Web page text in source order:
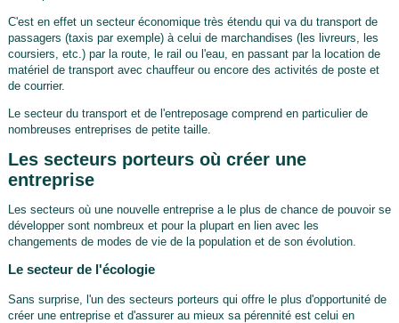
C'est en effet un secteur économique très étendu qui va du transport de
passagers (taxis par exemple) à celui de marchandises (les livreurs, les
coursiers, etc.) par la route, le rail ou l'eau, en passant par la location de
matériel de transport avec chauffeur ou encore des activités de poste et
de courrier.
Le secteur du transport et de l'entreposage comprend en particulier de
nombreuses entreprises de petite taille.
Les secteurs porteurs où créer une
entreprise
Les secteurs où une nouvelle entreprise a le plus de chance de pouvoir se
développer sont nombreux et pour la plupart en lien avec les
changements de modes de vie de la population et de son évolution.
Le secteur de l'écologie
Sans surprise, l'un des secteurs porteurs qui offre le plus d'opportunité de
créer une entreprise et d'assurer au mieux sa pérennité est celui en